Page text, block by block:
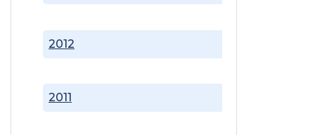
2011
2012